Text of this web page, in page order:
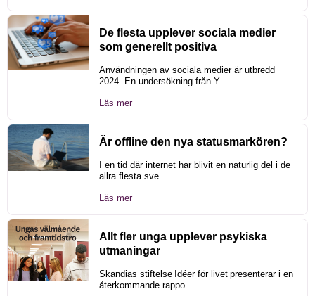
De flesta upplever sociala medier
som generellt positiva
Användningen av sociala medier är utbredd
2024. En undersökning från Y...
Läs mer
Är offline den nya statusmarkören?
I en tid där internet har blivit en naturlig del i de
allra flesta sve...
Läs mer
Allt fler unga upplever psykiska
utmaningar
Skandias stiftelse Idéer för livet presenterar i en
återkommande rappo...